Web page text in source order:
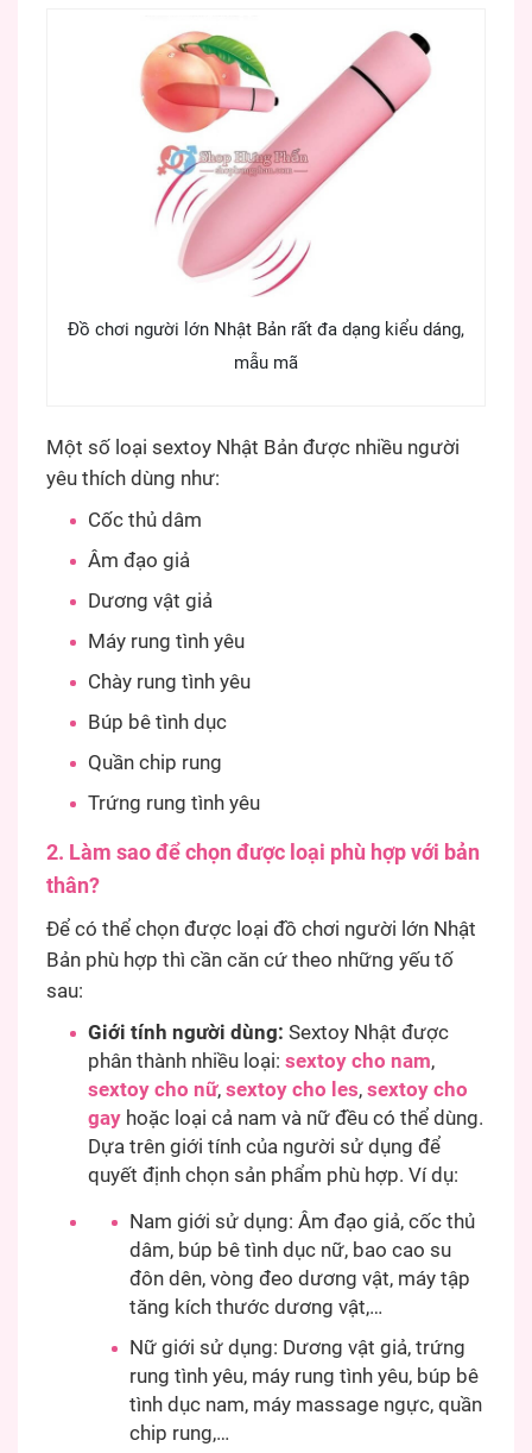
Đồ chơi người lớn Nhật Bản rất đa dạng kiểu dáng,
mẫu mã
Một số loại sextoy Nhật Bản được nhiều người
yêu thích dùng như:
Cốc thủ dâm
Âm đạo giả
Dương vật giả
Máy rung tình yêu
Chày rung tình yêu
Búp bê tình dục
Quần chip rung
Trứng rung tình yêu
2. Làm sao để chọn được loại phù hợp với bản
thân?
Để có thể chọn được loại đồ chơi người lớn Nhật
Bản phù hợp thì cần căn cứ theo những yếu tố
sau:
Giới tính người dùng: Sextoy Nhật được
phân thành nhiều loại: sextoy cho nam,
sextoy cho nữ, sextoy cho les, sextoy cho
gay hoặc loại cả nam và nữ đều có thể dùng.
Dựa trên giới tính của người sử dụng để
quyết định chọn sản phẩm phù hợp. Ví dụ:
Nam giới sử dụng: Âm đạo giả, cốc thủ
dâm, búp bê tình dục nữ, bao cao su
đôn dên, vòng đeo dương vật, máy tập
tăng kích thước dương vật,…
Nữ giới sử dụng: Dương vật giả, trứng
rung tình yêu, máy rung tình yêu, búp bê
tình dục nam, máy massage ngực, quần
chip rung,…